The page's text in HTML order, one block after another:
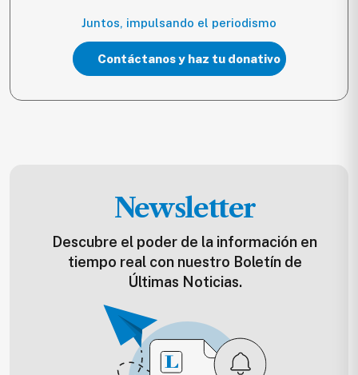
Juntos, impulsando el periodismo
Contáctanos y haz tu donativo
Newsletter
Descubre el poder de la información en
tiempo real con nuestro Boletín de
Últimas Noticias.